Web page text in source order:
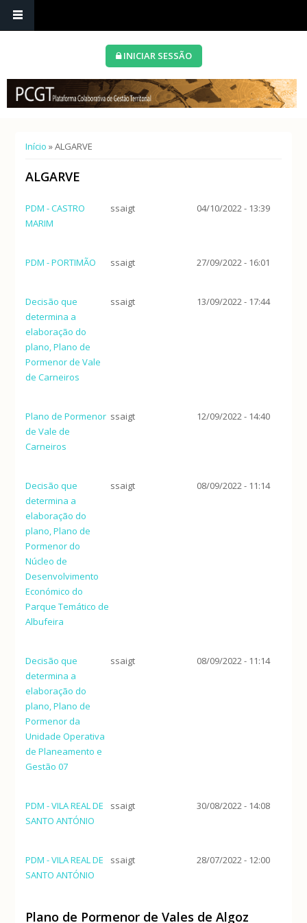
INICIAR SESSÃO
Está aqui
Início » ALGARVE
ALGARVE
PDM - CASTRO
MARIM
ssaigt 04/10/2022 - 13:39
PDM - PORTIMÃO ssaigt 27/09/2022 - 16:01
Decisão que
determina a
elaboração do
plano, Plano de
Pormenor de Vale
de Carneiros
ssaigt 13/09/2022 - 17:44
Plano de Pormenor
de Vale de
Carneiros
ssaigt 12/09/2022 - 14:40
Decisão que
determina a
elaboração do
plano, Plano de
Pormenor do
Núcleo de
Desenvolvimento
Económico do
Parque Temático de
Albufeira
ssaigt 08/09/2022 - 11:14
Decisão que
determina a
elaboração do
plano, Plano de
Pormenor da
Unidade Operativa
de Planeamento e
Gestão 07
ssaigt 08/09/2022 - 11:14
PDM - VILA REAL DE
SANTO ANTÓNIO
ssaigt 30/08/2022 - 14:08
PDM - VILA REAL DE
SANTO ANTÓNIO
ssaigt 28/07/2022 - 12:00
Plano de Pormenor de Vales de Algoz